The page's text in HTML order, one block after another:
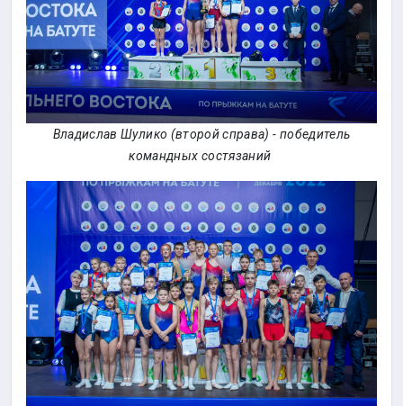
Владислав Шулико (второй справа) - победитель
командных состязаний